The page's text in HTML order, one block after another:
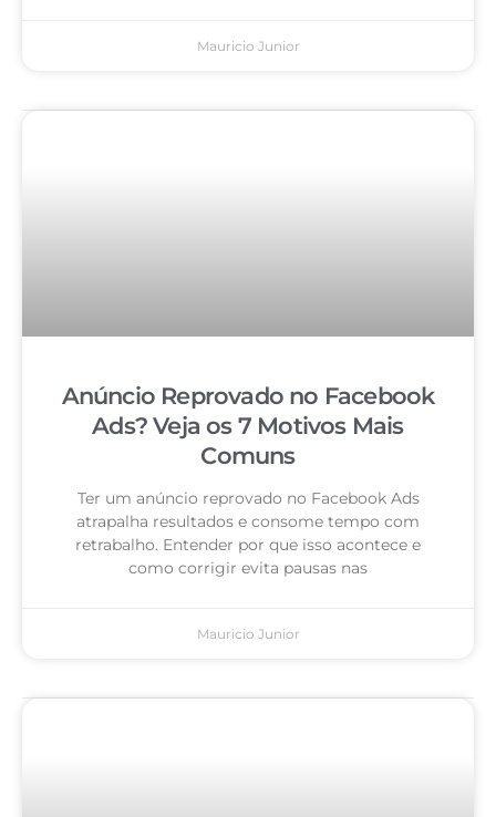
Mauricio Junior
Anúncio Reprovado no Facebook
Ads? Veja os 7 Motivos Mais
Comuns
Ter um anúncio reprovado no Facebook Ads
atrapalha resultados e consome tempo com
retrabalho. Entender por que isso acontece e
como corrigir evita pausas nas
Mauricio Junior